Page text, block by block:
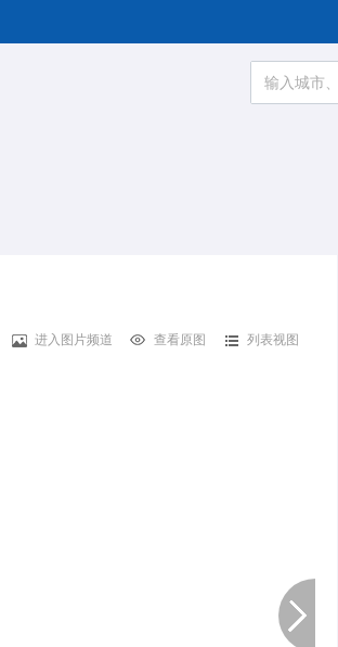
进入图片频道 查看原图 列表视图